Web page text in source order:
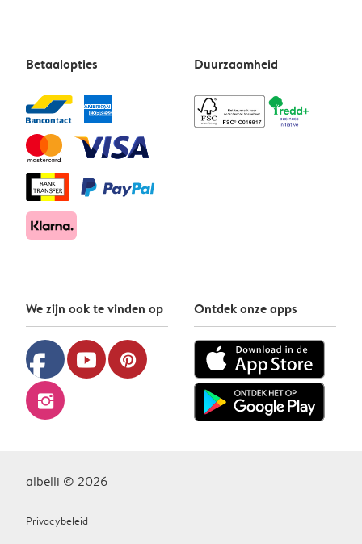
Betaalopties Duurzaamheid
We zijn ook te vinden op
facebook youtube pinterest
instagram
Ontdek onze apps
albelli © 2026
Privacybeleid